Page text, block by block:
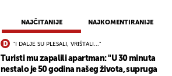
NAJČITANIJE NAJKOMENTIRANIJE
"I DALJE SU PLESALI, VRIŠTALI..."
Turisti mu zapalili apartman: "U 30 minuta
nestalo je 50 godina našeg života, supruga